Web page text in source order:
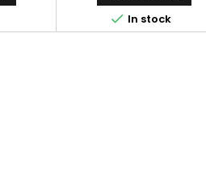
 In stock